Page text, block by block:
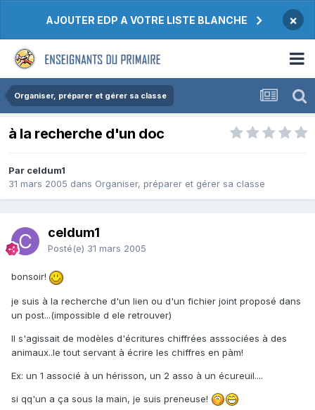
AJOUTER EDP A VOTRE LISTE BLANCHE ×
Organiser, préparer et gérer sa classe
à la recherche d'un doc
Par celdum1
31 mars 2005 dans Organiser, préparer et gérer sa classe
celdum1
Posté(e) 31 mars 2005
bonsoir!
je suis à la recherche d'un lien ou d'un fichier joint proposé dans
un post...(impossible d ele retrouver)
Il s'agissait de modèles d'écritures chiffrées asssociées à des
animaux..le tout servant à écrire les chiffres en pàm!
Ex: un 1 associé à un hérisson, un 2 asso à un écureuil....
si qq'un a ça sous la main, je suis preneuse!